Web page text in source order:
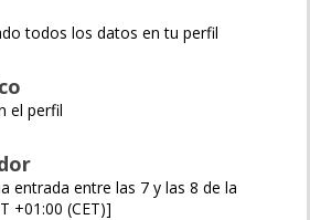
todos los datos en tu perfil
el perfil
entrada entre las 7 y las 8 de la
+01:00 (CET)]